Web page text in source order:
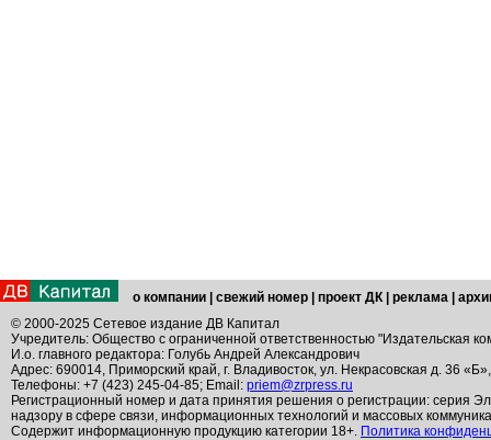
о компании свежий номер проект ДК реклама
© 2000-2025 Сетевое издание ДВ Капитал
Учредитель: Общество с ограниченной ответственностью "Издательская
И.о. главного редактора: Голубь Андрей Александрович
Адрес: 690014, Приморский край, г. Владивосток, ул. Некрасовская д. 36
Телефоны: +7 (423) 245-04-85; Email: priem@zrpress.ru
Регистрационный номер и дата принятия решения о регистрации: серия
надзору в сфере связи, информационных технологий и массовых
Содержит информационную продукцию категории 18+. Политика